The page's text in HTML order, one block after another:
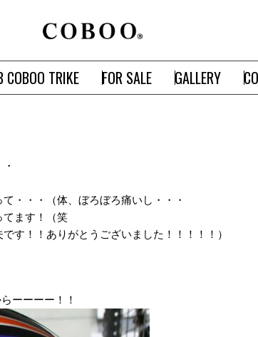
COBOO TRIKE FOR SALE GALLERY
・・・（体、ぼろぼろ痛いし・・・
てます！（笑
す！！ありがとうございました！！！！！）
ーーーー！！